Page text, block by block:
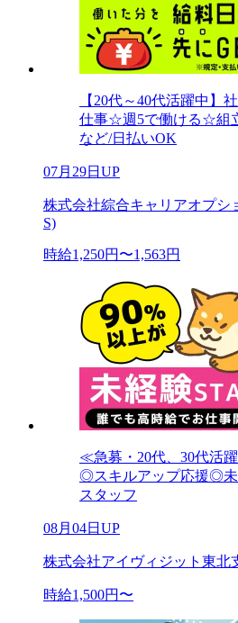
【20代～40代活躍中】
仕事☆週5で働ける☆組
など/日払いOK
07月29日UP
株式会社綜合キャリアオプシ
S)
時給1,250円〜1,563円
≪急募・20代、30代活
◎スキルアップ応援◎未
スタッフ
08月04日UP
株式会社アイヴィジット東北
時給1,500円〜